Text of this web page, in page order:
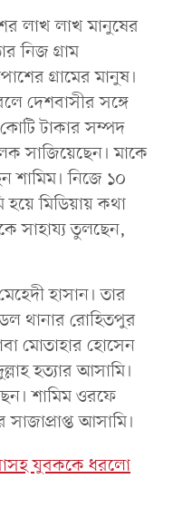
লাখ লাখ মানুষের
নিজ গ্রাম
গ্রামের মানুষ।
দেশবাসীর সঙ্গে
কোটি টাকার সম্পদ
সাজিয়েছেন। মাকে
শামিম। নিজে ১০
মিডিয়ায় কথা
সাহায্য তুলছেন,
হাসান। তার
থানার রোহিতপুর
মোতাহার হোসেন
হত্যার আসামি।
শামিম ওরফে
আসামি।
যুবককে ধরলো